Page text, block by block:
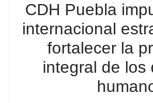
CDH Puebla
internacional
fortalecer la
integral de los